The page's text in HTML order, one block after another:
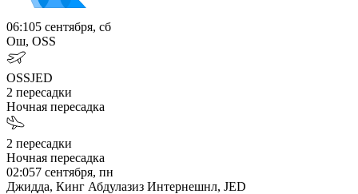
06:105 сентября, сб
Ош, OSS
OSSJED
2 пересадки
Ночная пересадка
2 пересадки
Ночная пересадка
02:057 сентября, пн
Джидда, Кинг Абдулазиз Интернешнл, JED